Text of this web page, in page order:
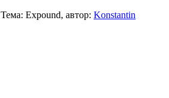
Тема: Expound, автор: Konstantin